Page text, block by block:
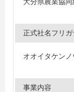
正式社名フリガ
オオイタケン
事業内容